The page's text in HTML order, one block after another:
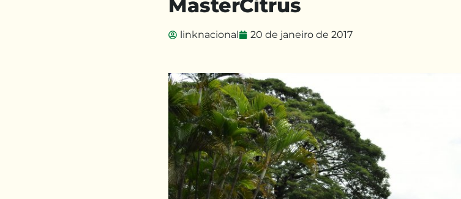
linknacional 20 de janeiro de 2017
MasterCitrus